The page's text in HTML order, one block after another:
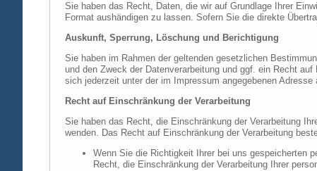
Sie haben das Recht, Daten, die wir auf Grundlage Ihrer
Format aushändigen zu lassen. Sofern Sie die direkte
Auskunft, Sperrung, Löschung und Berichtigung
Sie haben im Rahmen der geltenden gesetzlichen
und den Zweck der Datenverarbeitung und ggf. ein Recht
sich jederzeit unter der im Impressum angegebenen Adresse
Recht auf Einschränkung der Verarbeitung
Sie haben das Recht, die Einschränkung der Verarbeitung
wenden. Das Recht auf Einschränkung der Verarbeitung
Wenn Sie die Richtigkeit Ihrer bei uns gespeicherten
Recht, die Einschränkung der Verarbeitung Ihrer